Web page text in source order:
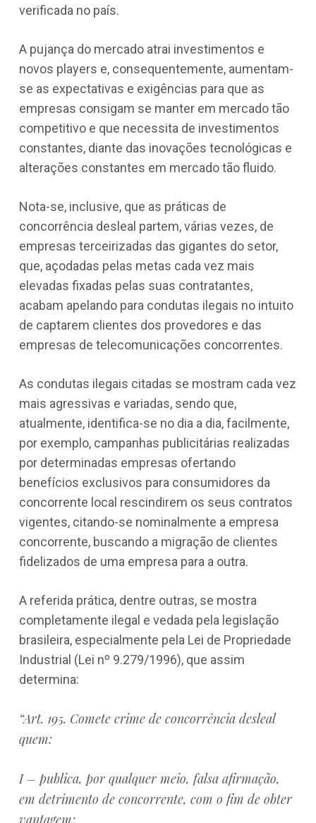
verificada no país.
A pujança do mercado atrai investimentos e
novos players e, consequentemente, aumentam-
se as expectativas e exigências para que as
empresas consigam se manter em mercado tão
competitivo e que necessita de investimentos
constantes, diante das inovações tecnológicas e
alterações constantes em mercado tão fluido.
Nota-se, inclusive, que as práticas de
concorrência desleal partem, várias vezes, de
empresas terceirizadas das gigantes do setor,
que, açodadas pelas metas cada vez mais
elevadas fixadas pelas suas contratantes,
acabam apelando para condutas ilegais no intuito
de captarem clientes dos provedores e das
empresas de telecomunicações concorrentes.
As condutas ilegais citadas se mostram cada vez
mais agressivas e variadas, sendo que,
atualmente, identifica-se no dia a dia, facilmente,
por exemplo, campanhas publicitárias realizadas
por determinadas empresas ofertando
benefícios exclusivos para consumidores da
concorrente local rescindirem os seus contratos
vigentes, citando-se nominalmente a empresa
concorrente, buscando a migração de clientes
fidelizados de uma empresa para a outra.
A referida prática, dentre outras, se mostra
completamente ilegal e vedada pela legislação
brasileira, especialmente pela Lei de Propriedade
Industrial (Lei nº 9.279/1996), que assim
determina:
“Art. 195. Comete crime de concorrência desleal
quem:
I – publica, por qualquer meio, falsa afirmação,
em detrimento de concorrente, com o fim de obter
vantagem;